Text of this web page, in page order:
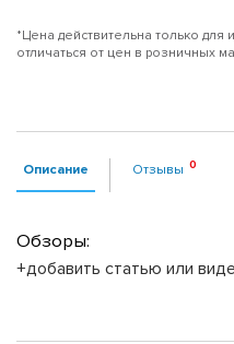
*Цена действительна только для
отличаться от цен в розничных
Описание Отзывы
Обзоры:
+добавить статью или